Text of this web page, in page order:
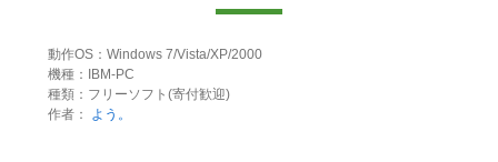
動作OS：Windows 7/Vista/XP/2000
機種：IBM-PC
種類：フリーソフト(寄付歓迎)
作者：
よう。